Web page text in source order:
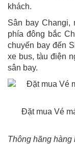
khách.
Sân bay Changi,
phía đông bắc
chuyến bay đến
xe bus, tàu điện
sân bay.
Đặt mua Vé
Thông hãng hàng